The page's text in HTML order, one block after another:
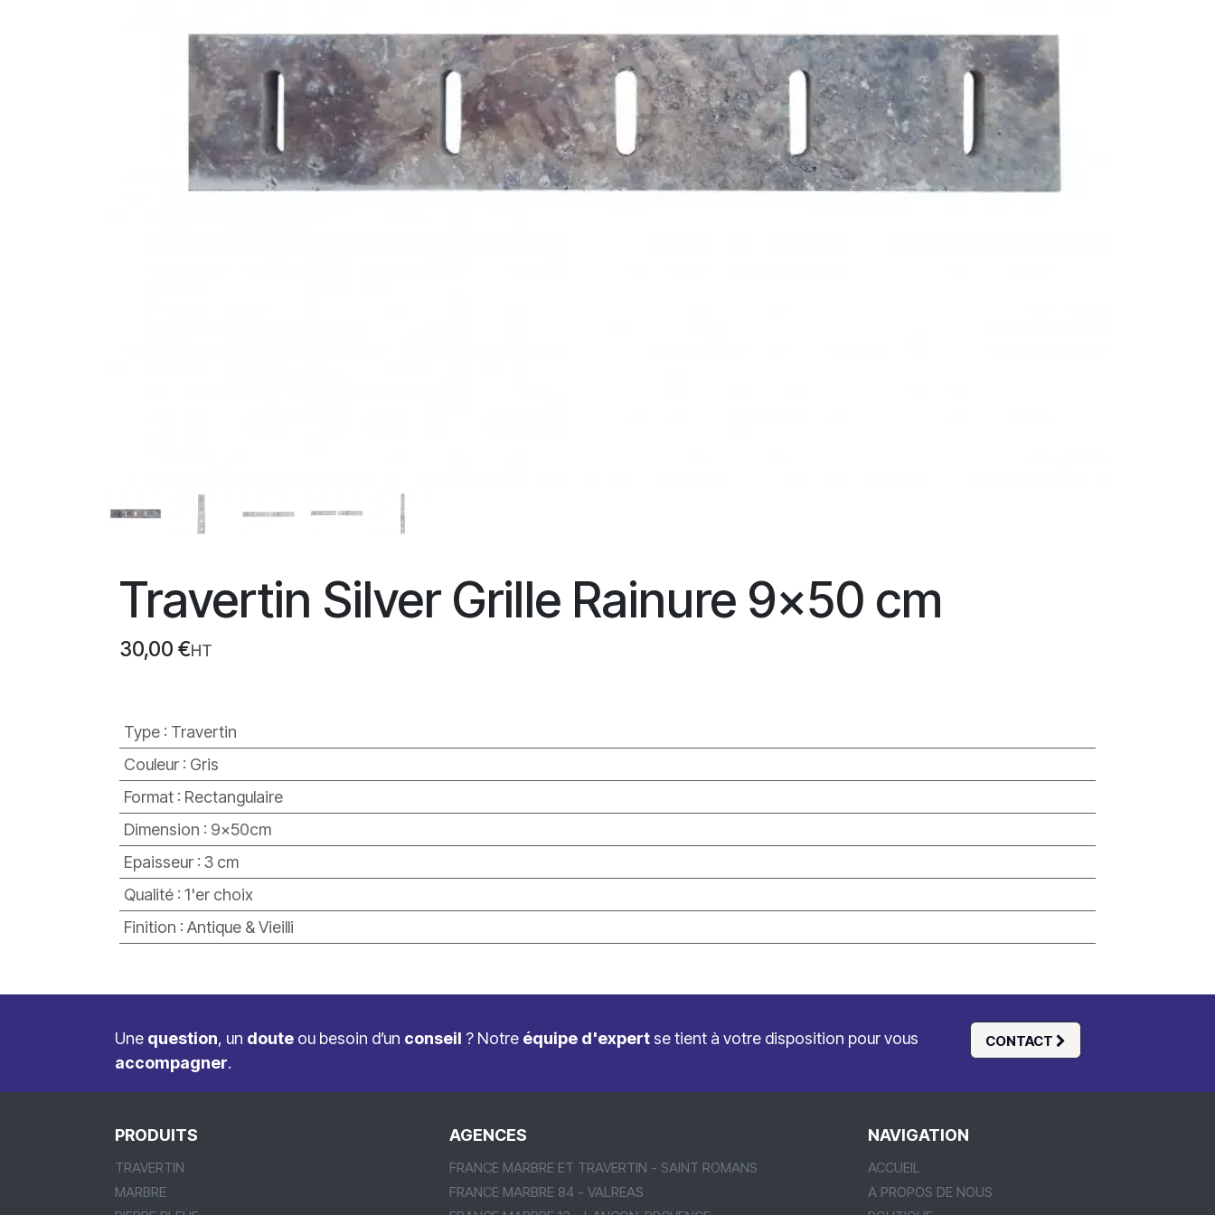
Travertin Silver Grille Rainure 9x50 cm
30,00 €HT
Type: Travertin
Couleur: Gris
Format: Rectangulaire
Dimension : 9x50cm
Epaisseur: 3 cm
Qualité: 1'er choix
Finition : Antique & Vieilli
CONTACT
Une question, un doute ou besoin d’un conseil ? Notre équipe d'expert se tient à votre disposition pour vous
accompagner.
NAVIGATION
ACCUEIL
A PROPOS DE NOUS
PRODUITS
TRAVERTIN
MARBRE
AGENCES
FRANCE MARBRE ET TRAVERTIN - SAINT ROMANS
FRANCE MARBRE 84 - VALREAS